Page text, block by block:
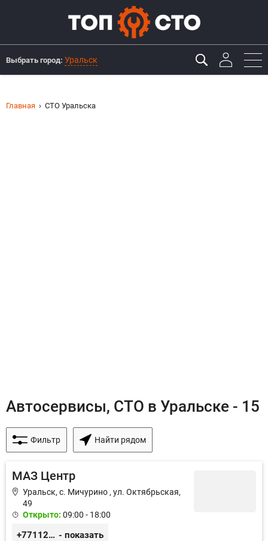
Выбрать город: Уральск
Главная СТО Уральска
Автосервисы, СТО в Уральске - 15
Фильтр Найти рядом
МАЗ Центр
Уральск, с. Мичурино , ул. Октябрьская,
49
Открыто: 09:00 - 18:00
+77112273334 - показать